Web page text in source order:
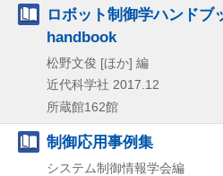
ロボット制御学ハンド
handbook
松野文俊 [ほか] 編
近代科学社 2017.12
所蔵館162館
制御応用事例集
システム制御情報学会編